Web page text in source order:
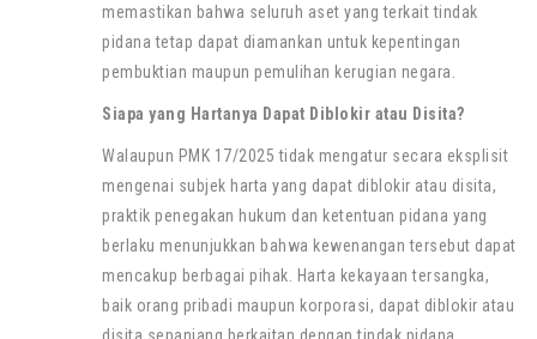
memastikan bahwa seluruh aset yang terkait tindak
pidana tetap dapat diamankan untuk kepentingan
pembuktian maupun pemulihan kerugian negara.
Siapa yang Hartanya Dapat Diblokir atau Disita?
Walaupun PMK 17/2025 tidak mengatur secara eksplisit
mengenai subjek harta yang dapat diblokir atau disita,
praktik penegakan hukum dan ketentuan pidana yang
berlaku menunjukkan bahwa kewenangan tersebut dapat
mencakup berbagai pihak. Harta kekayaan tersangka,
baik orang pribadi maupun korporasi, dapat diblokir atau